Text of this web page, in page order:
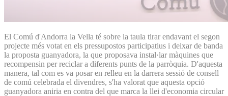
El Comú d'Andorra la Vella té sobre la taula tirar endavant el segon
projecte més votat en els pressupostos participatius i deixar de banda
la proposta guanyadora, la que proposava instal·lar màquines que
recompensin per reciclar a diferents punts de la parròquia. D'aquesta
manera, tal com es va posar en relleu en la darrera sessió de consell
de comú celebrada el divendres, s'ha valorat que aquesta opció
guanyadora aniria en contra del que marca la llei d'economia circular